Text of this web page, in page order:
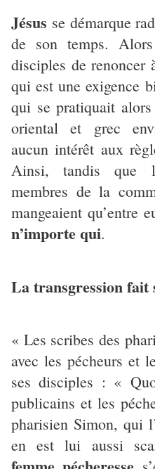
Jésus se démarque
de son temps.
disciples de renoncer
qui est une exigence
qui se pratiquait
oriental et grec
aucun intérêt aux
Ainsi, tandis que
membres de la
mangeaient qu’entre
n’importe qui.
La transgression fait
« Les scribes des
avec les pécheurs et
ses disciples : «
publicains et les
pharisien Simon, qui
en est lui aussi